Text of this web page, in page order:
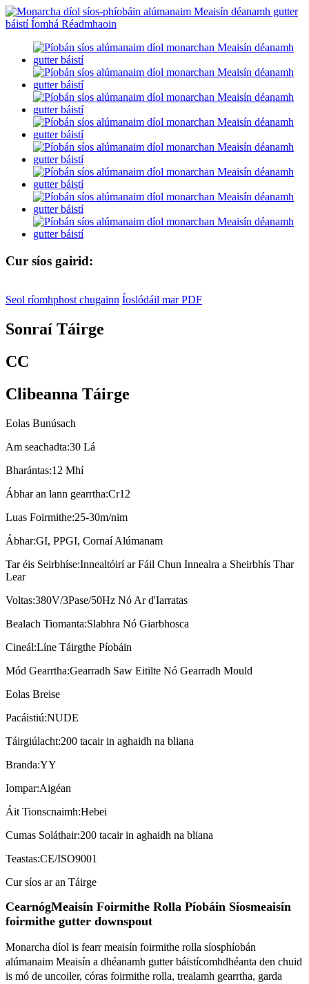
Cur síos gairid:
Seol ríomhphost chugainn Íoslódáil mar PDF
Sonraí Táirge
CC
Clibeanna Táirge
Eolas Bunúsach
Am seachadta:30 Lá
Bharántas:12 Mhí
Ábhar an lann gearrtha:Cr12
Luas Foirmithe:25-30m/nim
Ábhar:GI, PPGI, Cornaí Alúmanam
Tar éis Seirbhíse:Innealtóirí ar Fáil Chun Innealra a Sheirbhís Thar
Lear
Voltas:380V/3Pase/50Hz Nó Ar d'Iarratas
Bealach Tiomanta:Slabhra Nó Giarbhosca
Cineál:Líne Táirgthe Píobáin
Mód Gearrtha:Gearradh Saw Eitilte Nó Gearradh Mould
Eolas Breise
Pacáistiú:NUDE
Táirgiúlacht:200 tacair in aghaidh na bliana
Branda:YY
Iompar:Aigéan
Áit Tionscnaimh:Hebei
Cumas Soláthair:200 tacair in aghaidh na bliana
Teastas:CE/ISO9001
Cur síos ar an Táirge
CearnógMeaisín Foirmithe Rolla Píobáin Síosmeaisín
foirmithe gutter downspout
Monarcha díol is fearr meaisín foirmithe rolla síosphíobán
alúmanaim Meaisín a dhéanamh gutter báistícomhdhéanta den chuid
is mó de uncoiler, córas foirmithe rolla, trealamh gearrtha, garda